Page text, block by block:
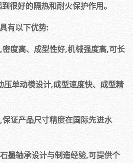
很好的隔热和耐火保护作用。
有以下优势:
度高、成型性好,机械强度高,可长
单动模设计,成型速度快、成型精
证产品尺寸精度在国际先进水
墨轴承设计与制造经验,可提供个